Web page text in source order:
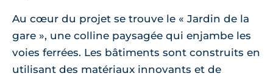
Au cœur du projet se trouve le « Jardin de la
gare », une colline paysagée qui enjambe les
voies ferrées. Les bâtiments sont construits en
utilisant des matériaux innovants et de